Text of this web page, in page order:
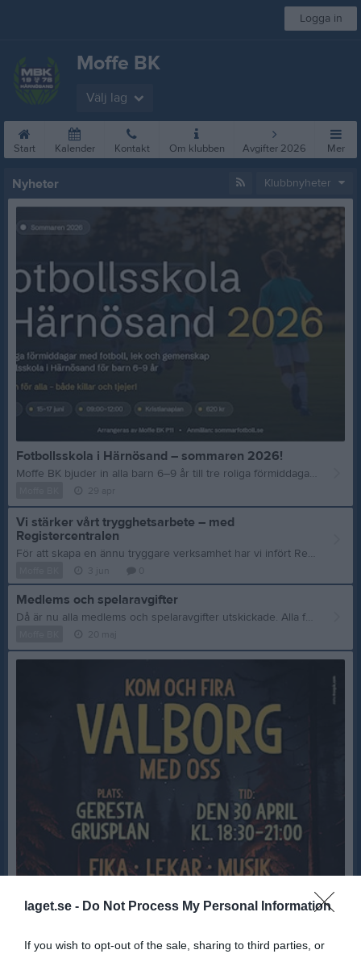
laget.se - Do Not Process My Personal Information
If you wish to opt-out of the sale, sharing to third parties, or
Logga in
Moffe BK
Välj lag
Start Kalender Kontakt Om klubben Avgifter 2026 Mer
Nyheter Klubbnyheter
Fotbollsskola i Härnösand – sommaren 2026!
Moffe BK bjuder in alla barn 6–9 år till tre roliga förmiddagar med fotboll, lek och nya kompisar på Kristianaplan. Datum: 15–17 juni 2026 Tid: 09:00–12:00 Plats: Kristianaplan, Härnösand Pris: 620 kr (boll, vattenflaska och mellanmål ingår) Öppen för alla – både killar och tjejer är varmt välkomna. Ingen tidigare erfarenhet krävs. Anmäl ditt barn på https://sommarfotboll.se/
Vi stärker vårt trygghetsarbete – med
Registercentralen
För att skapa en ännu tryggare verksamhet har vi infört Registercentralen, ett digitalt stöd som hjälper oss att säkerställa att alla ledare har giltiga registerkontroller. Att kontrollera belastningsregister är en viktig förebyggande åtgärd för att säkerställa att personer med direktkontakt med barn inte har ett brottsligt förflutet som gör dem olämpliga som ledare. Det handlar inte om att misstänkliggöra någon, tvärtom är det en gemensam trygghetsåtgärd för barn, föräldrar och ledare. Med Registercentralen har vi nu en säker, smidig och strukturerad process på plats. Något som minskar administrationen och stärker tryggheten för våra barn och ungdomar. Vi är stolta över att ta detta steg för att fortsätta erbjuda en trygg och professionell miljö för alla aktiva hos oss. Läs mer här: 👉 https://registercentralen.com / Styrelsen
Medlems och spelaravgifter
Då är nu alla medlems och spelaravgifter utskickade. Alla fakturor skickas via epost, kontrollera så att ni har fått fakturan. Om ni inte har fått den så titta också i skräpposten, då den lätt kan hamna där. Om ni inte har fått en faktura så hör av er till moffebk@outlook.com Kom även ihåg att använda fritidskortet för att betala del av fakturan, instruktioner finns här: Information om Fritidskortet för vårdnadshavare Vår förening är nu ansluten till Fritidskortet vilket gör att du som vårdnadshavare till barn mellan 7 och 16 år kan använda det för att betala avier från oss. Innan du gör det är det viktigt att du läst igenom dessa steg för att det ska fungera. 1 - För att kunna använda Fritidskortet behöver du fått en avi från oss. 2 - Logga sedan in i Fritidskortet och följ stegen för att ansöka om medel för ditt barn: https://fritidskortet.ehalsomyndigheten.se 3 - Sök där fram vår förening och klicka dig in på den. 4 - VIKTIGT! Ange avins bankgiro 133-5546 som konto. Viktigt att du dubbelkollar att du valt rätt. 5 - Som OCR-nummer anger du det OCR-nummer som står på den avi du fått (klicka "Betala till bankgiro" på din avi för att se avins OCR-nummer). 6 - Välj hur mycket av ditt barns Fritidskort du vill använda. 7 - Fortsätt och signera sedan. 8 - Om ytterligare belopp ska betalas på avin behöver du först räkna ut vad som återstår och sedan göra en ytterligare betalning på det kvarvarande beloppet till samma bankgiro (133-5546) och ange avins OCR-nummer. Detta görs från din bank. Du kan också välja att vänta ett par dagar för att Fritidskortsbetalningen ska inkomma och avin då uppdateras med det kvarvarande beloppet, om du inte vill räkna själv. 9 - När hela avins belopp inkommit så kommer den markeras som betald hos oss i föreningen.
Valborg med Moffe BK
Moffe BK 21 apr